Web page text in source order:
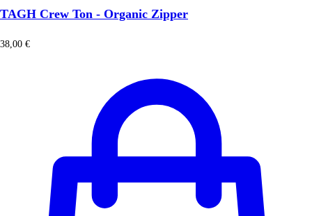
TAGH Crew Ton - Organic Zipper
38,00 €